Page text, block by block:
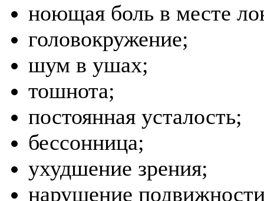
ноющая боль в месте
головокружение;
шум в ушах;
тошнота;
постоянная усталость;
бессонница;
ухудшение зрения;
нарушение